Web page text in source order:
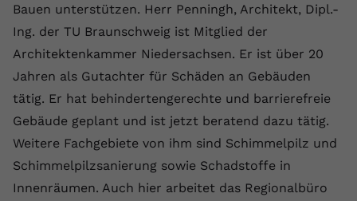
Bauen unterstützen. Herr Penningh, Architekt, Dipl.-
Ing. der TU Braunschweig ist Mitglied der
Architektenkammer Niedersachsen. Er ist über 20
Jahren als Gutachter für Schäden an Gebäuden
tätig. Er hat behindertengerechte und barrierefreie
Gebäude geplant und ist jetzt beratend dazu tätig.
Weitere Fachgebiete von ihm sind Schimmelpilz und
Schimmelpilzsanierung sowie Schadstoffe in
Innenräumen. Auch hier arbeitet das Regionalbüro